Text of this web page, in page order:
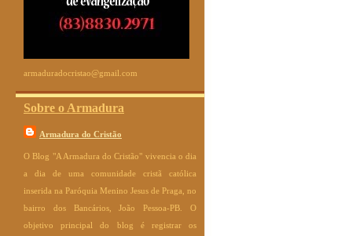
armaduradocristao@gmail.com
Sobre o Armadura
Armadura do Cristão
O Blog "A Armadura do Cristão" vivencia o dia
a dia de uma comunidade cristã católica
inserida na Paróquia Menino Jesus de Praga, no
bairro dos Bancários, João Pessoa-PB. O
objetivo principal do blog é registrar os